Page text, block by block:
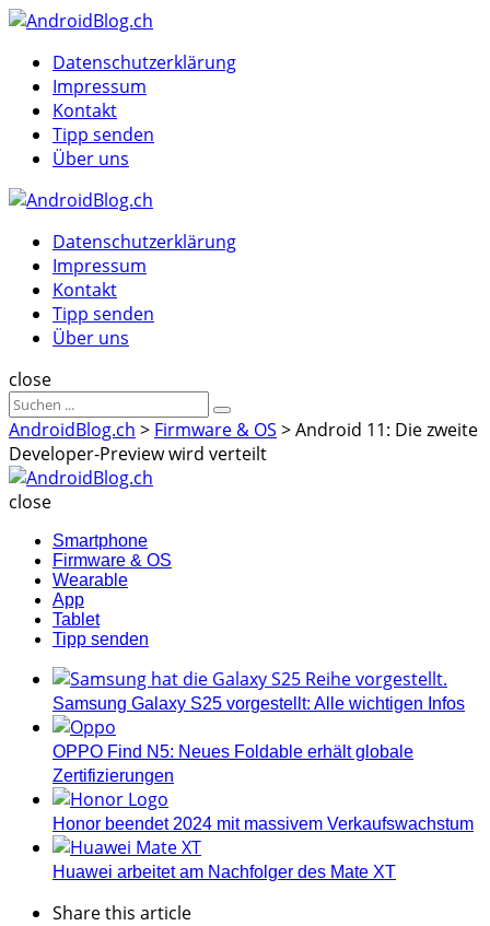
Menu
MenuDatenschutzerklärung
Impressum
Kontakt
Tipp senden
Über uns
Datenschutzerklärung
Impressum
Kontakt
Tipp senden
Über uns
Suche
close
Sucheergebnisse
für
Suche
AndroidBlog.ch > Firmware & OS >Android 11: Die zweite
Developer-Preview wird verteilt
close
Smartphone
Firmware & OS
Wearable
App
Tablet
Tipp senden
Samsung Galaxy S25 vorgestellt: Alle wichtigen Infos
OPPO Find N5: Neues Foldable erhält globale
Zertifizierungen
Honor beendet 2024 mit massivem Verkaufswachstum
Huawei arbeitet am Nachfolger des Mate XT
Sharethis article